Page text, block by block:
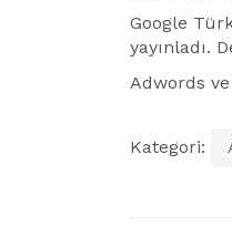
Google
yayınladı.
Adwords ve
Kategori: